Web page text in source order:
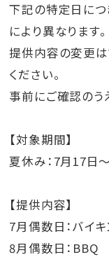
下記の特定日につ
により異なります。
提供内容の変更は
ください。
事前にご確認のう
【対象期間】
夏休み：7月17日
【提供内容】
7月偶数日：バイ
8月偶数日：BBQ